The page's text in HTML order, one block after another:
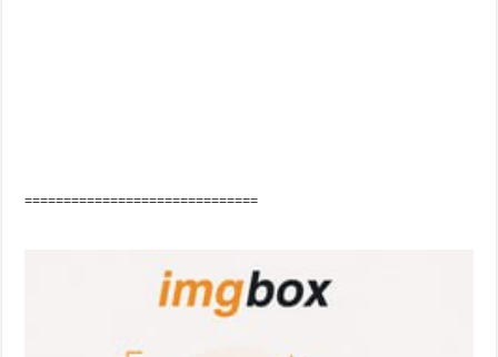
==============================